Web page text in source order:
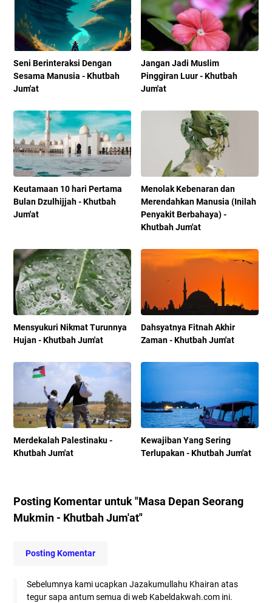
Seni Berinteraksi Dengan
Sesama Manusia - Khutbah
Jum'at
Jangan Jadi Muslim
Pinggiran Luur - Khutbah
Jum'at
Keutamaan 10 hari Pertama
Bulan Dzulhijjah - Khutbah
Jum'at
Menolak Kebenaran dan
Merendahkan Manusia (Inilah
Penyakit Berbahaya) -
Khutbah Jum'at
Mensyukuri Nikmat Turunnya
Hujan - Khutbah Jum'at
Dahsyatnya Fitnah Akhir
Zaman - Khutbah Jum'at
Merdekalah Palestinaku -
Khutbah Jum'at
Kewajiban Yang Sering
Terlupakan - Khutbah Jum'at
Posting Komentar untuk "Masa Depan Seorang
Mukmin - Khutbah Jum'at"
Posting Komentar
Sebelumnya kami ucapkan Jazakumullahu Khairan atas
tegur sapa antum semua di web Kabeldakwah.com ini.